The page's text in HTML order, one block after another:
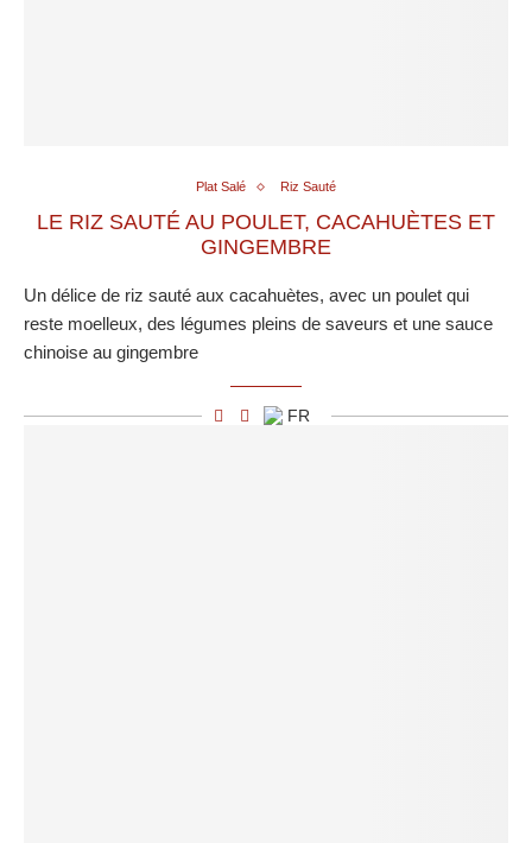
Plat Salé Riz Sauté
LE RIZ SAUTÉ AU POULET, CACAHUÈTES ET
GINGEMBRE
Un délice de riz sauté aux cacahuètes, avec un poulet qui
reste moelleux, des légumes pleins de saveurs et une sauce
chinoise au gingembre
FR